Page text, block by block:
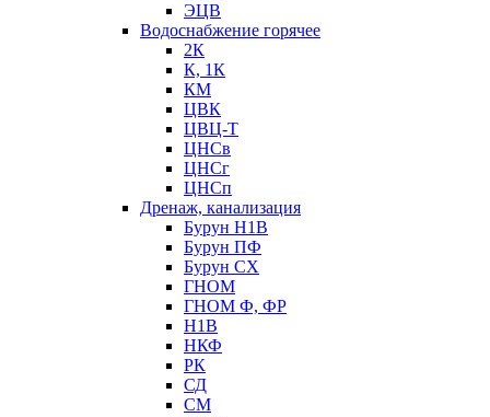
ЭЦВ
Водоснабжение горячее
2К
К, 1К
КМ
ЦВК
ЦВЦ-Т
ЦНСв
ЦНСг
ЦНСп
Дренаж, канализация
Бурун Н1В
Бурун ПФ
Бурун СХ
ГНОМ
ГНОМ Ф, ФР
Н1В
НКФ
РК
СД
СМ